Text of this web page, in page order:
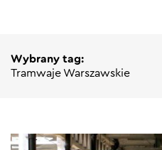
Wybrany tag:
Tramwaje Warszawskie